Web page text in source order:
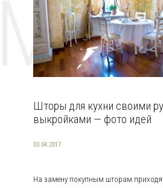
Шторы для кухни своими
выкройками — фото идей
03.04.2017
На замену покупным шторам